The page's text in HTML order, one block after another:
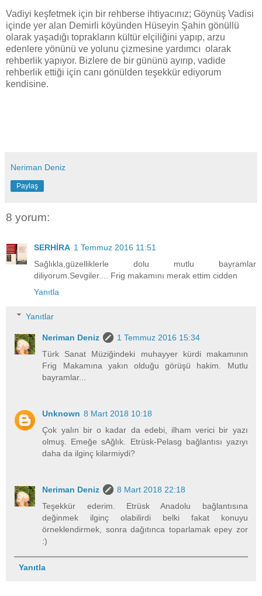
Vadiyi keşfetmek için bir rehberse ihtiyacınız; Göynüş Vadisi
içinde yer alan Demirli köyünden Hüseyin Şahin gönüllü
olarak yaşadığı toprakların kültür elçiliğini yapıp, arzu
edenlere yönünü ve yolunu çizmesine yardımcı olarak
rehberlik yapıyor. Bizlere de bir gününü ayırıp, vadide
rehberlik ettiği için canı gönülden teşekkür ediyorum
kendisine.
Neriman Deniz
Paylaş
8 yorum:
SERHİRA 1 Temmuz 2016 11:51
Sağlıkla,güzelliklerle dolu mutlu bayramlar
diliyorum.Sevgiler.... Frig makamını merak ettim cidden
Yanıtla
Yanıtlar
Neriman Deniz
1 Temmuz 2016 15:34
Türk Sanat Müziğindeki muhayyer kürdi makamının
Frig Makamına yakın olduğu görüşü hakim. Mutlu
bayramlar...
Unknown 8 Mart 2018 10:18
Çok yalın bir o kadar da edebi, ilham verici bir yazı
olmuş. Emeğe sAğlık. Etrüsk-Pelasg bağlantısı yazıyı
daha da ilginç kilarmiydi?
Neriman Deniz
8 Mart 2018 22:18
Teşekkür ederim. Etrüsk Anadolu bağlantısına
değinmek ilginç olabilirdi belki fakat konuyu
örneklendirmek, sonra dağıtınca toparlamak epey zor
:)
Yanıtla